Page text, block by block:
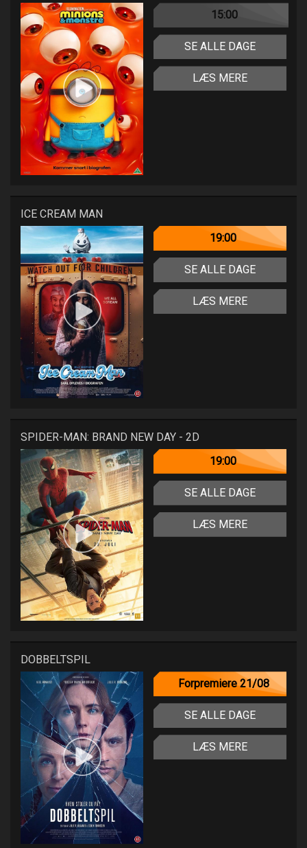
15:00
SE ALLE DAGE
LÆS MERE
ICE CREAM MAN
19:00
SE ALLE DAGE
LÆS MERE
SPIDER-MAN: BRAND NEW DAY - 2D
19:00
SE ALLE DAGE
LÆS MERE
DOBBELTSPIL
Forpremiere 21/08
SE ALLE DAGE
LÆS MERE